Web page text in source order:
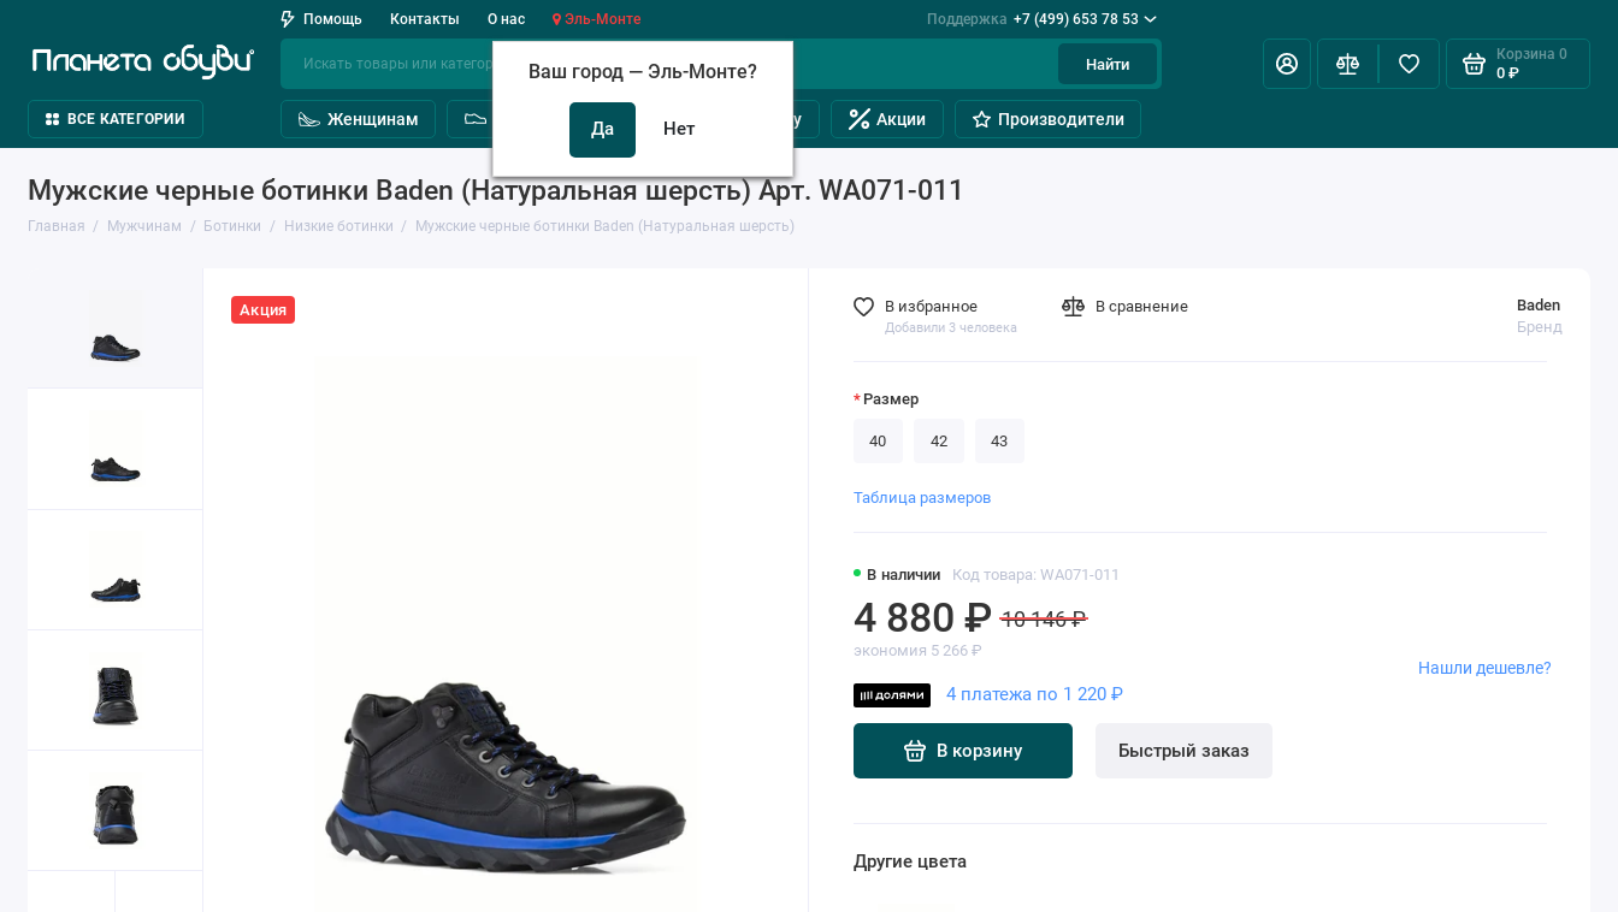
Помощь Контакты О нас Эль-Монте
Ваш город — Эль-Монте?
Поддержка +7 (499) 653 78 53
Найти
Корзина 0
0 ₽
ВСЕ КАТЕГОРИИ Женщинам Обувь на полную ногу Акции Производители
Мужские черные ботинки Baden (Натуральная шерсть) Арт. WA071-011
Главная Мужчинам Ботинки Низкие ботинки Мужские черные ботинки Baden (Натуральная шерсть)
Акция
В наличии Код товара: WA071-011
Baden
Бренд
4 880 ₽ 10 146 ₽
экономия 5 266 ₽
4 платежа по 1 220 ₽
В корзину Быстрый заказ
Нашли дешевле?
В избранное
Добавили 3 человека
В сравнение
Размер
40 42 43
Таблица размеров
Другие цвета